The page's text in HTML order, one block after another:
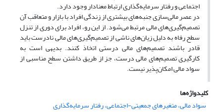
اجتماعی و رفتار سرمایه‌گذاری ارتباط معنادار وجود دارد.
در عصر مالی‌سازی جنبه‌های بیشتری از زندگی افراد با بازار و متعاقب آن
تصمیم‌گیری‌های مالی مرتبط می‌شود. از این رو، افراد برای دوری از تنزل
سطح رفاه به دلیل زیان‌های ناشی از تصمیم‌گیری‌های مالی نادرست باید
قادر باشند تصمیم‌های مالی درستی اتخاذ کنند. بدیهی است به
کارگیری تصمیم‌های مالی درست، جز از طریق داشتن سطح مناسبی از
سواد مالی امکان‌پذیر نیست.
کلیدواژه‌ها
سواد مالی، متغیرهای جمعیتی-اجتماعی، رفتار سرمایه‌گذاری